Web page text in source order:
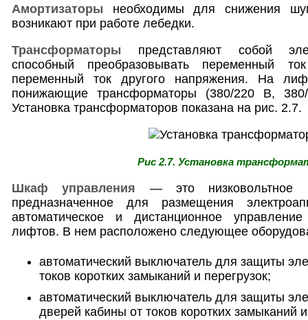
Амортизаторы необходимы для снижения
возникают при работе лебедки.
Трансформаторы представляют собой
способный преобразовывать переменный
переменный ток другого напряжения. На
понижающие трансформаторы (380/220 В,
Установка трансформаторов показана на рис. 2.7.
Рис 2.7. Установка
Шкаф управления — это низковольтное
предназначенное для размещения
автоматическое и дистанционное
лифтов. В нем расположено следующее
автоматический выключатель для защиты
токов коротких замыканий и перегрузок;
автоматический выключатель для защиты
дверей кабины от токов коротких замыканий